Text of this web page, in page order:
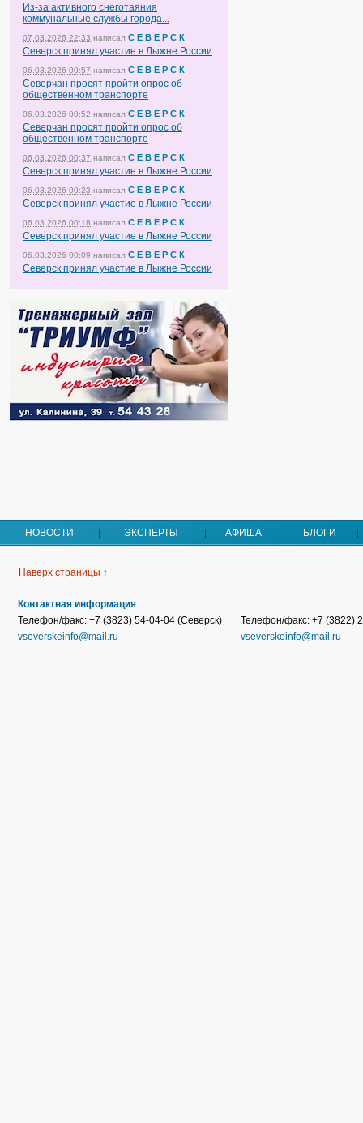
Из-за активного снеготаяния
коммунальные службы города...
07.03.2026 22:33 написал С Е В Е Р С К
Северск принял участие в Лыжне России
06.03.2026 00:57 написал С Е В Е Р С К
Северчан просят пройти опрос об
общественном транспорте
06.03.2026 00:52 написал С Е В Е Р С К
Северчан просят пройти опрос об
общественном транспорте
06.03.2026 00:37 написал С Е В Е Р С К
Северск принял участие в Лыжне России
06.03.2026 00:23 написал С Е В Е Р С К
Северск принял участие в Лыжне России
06.03.2026 00:18 написал С Е В Е Р С К
Северск принял участие в Лыжне России
06.03.2026 00:09 написал С Е В Е Р С К
Северск принял участие в Лыжне России
НОВОСТИ ЭКСПЕРТЫ АФИША БЛОГИ
Наверх страницы ↑
Контактная информация
Телефон/факс: +7 (3823) 54-04-04 (Северск)
vseverskeinfo@mail.ru
Телефон/факс: +7 (3822)
vseverskeinfo@mail.ru